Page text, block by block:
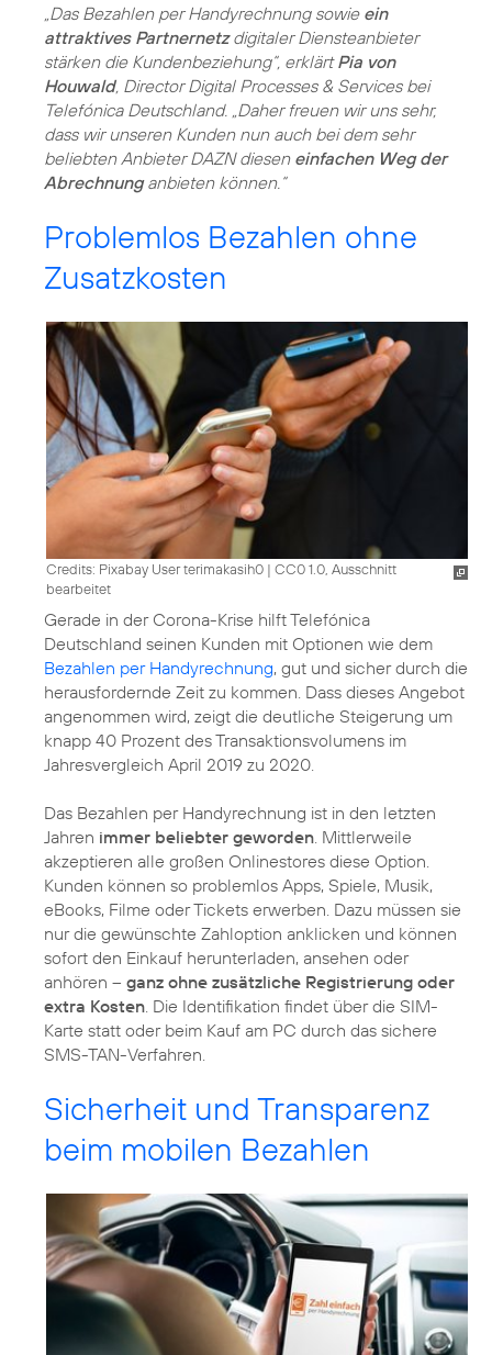
„Das Bezahlen per Handyrechnung sowie ein
attraktives Partnernetzdigitaler Diensteanbieter
stärken die Kundenbeziehung“, erklärtPia von
Houwald, Director Digital Processes & Services bei
Telefónica Deutschland. „Daher freuen wir uns sehr,
dass wir unseren Kunden nun auch bei dem sehr
beliebten Anbieter DAZN diesen einfachen Weg der
Abrechnunganbieten können.“
Problemlos Bezahlen ohne
Zusatzkosten
Credits: Pixabay User terimakasih0 | CC0 1.0, Ausschnitt
bearbeitet
Gerade in der Corona-Krise hilft Telefónica
Deutschland seinen Kunden mit Optionen wie dem
Bezahlen per Handyrechnung, gut und sicher durch die
herausfordernde Zeit zu kommen. Dass dieses Angebot
angenommen wird, zeigt die deutliche Steigerung um
knapp 40 Prozent des Transaktionsvolumens im
Jahresvergleich April 2019 zu 2020.
Das Bezahlen per Handyrechnung ist in den letzten
Jahren immer beliebter geworden. Mittlerweile
akzeptieren alle großen Onlinestores diese Option.
Kunden können so problemlos Apps, Spiele, Musik,
eBooks, Filme oder Tickets erwerben. Dazu müssen sie
nur die gewünschte Zahloption anklicken und können
sofort den Einkauf herunterladen, ansehen oder
anhören – ganz ohne zusätzliche Registrierung oder
extra Kosten. Die Identifikation findet über die SIM-
Karte statt oder beim Kauf am PC durch das sichere
SMS-TAN-Verfahren.
Sicherheit und Transparenz
beim mobilen Bezahlen